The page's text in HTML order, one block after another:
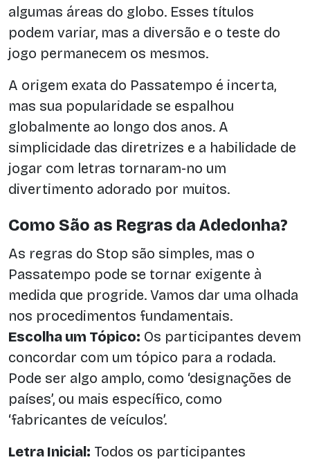
algumas áreas do globo. Esses títulos
podem variar, mas a diversão e o teste do
jogo permanecem os mesmos.
A origem exata do Passatempo é incerta,
mas sua popularidade se espalhou
globalmente ao longo dos anos. A
simplicidade das diretrizes e a habilidade de
jogar com letras tornaram-no um
divertimento adorado por muitos.
Como São as Regras da Adedonha?
As regras do Stop são simples, mas o
Passatempo pode se tornar exigente à
medida que progride. Vamos dar uma olhada
nos procedimentos fundamentais.
Escolha um Tópico: Os participantes devem
concordar com um tópico para a rodada.
Pode ser algo amplo, como ‘designações de
países’, ou mais específico, como
‘fabricantes de veículos’.
Letra Inicial: Todos os participantes